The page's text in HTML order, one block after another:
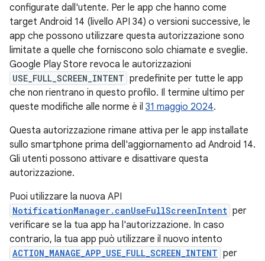
configurate dall'utente. Per le app che hanno come
target Android 14 (livello API 34) o versioni successive, le
app che possono utilizzare questa autorizzazione sono
limitate a quelle che forniscono solo chiamate e sveglie.
Google Play Store revoca le autorizzazioni
USE_FULL_SCREEN_INTENT predefinite per tutte le app
che non rientrano in questo profilo. Il termine ultimo per
queste modifiche alle norme è il 31 maggio 2024.
Questa autorizzazione rimane attiva per le app installate
sullo smartphone prima dell'aggiornamento ad Android 14.
Gli utenti possono attivare e disattivare questa
autorizzazione.
Puoi utilizzare la nuova API
NotificationManager.canUseFullScreenIntent per
verificare se la tua app ha l'autorizzazione. In caso
contrario, la tua app può utilizzare il nuovo intento
ACTION_MANAGE_APP_USE_FULL_SCREEN_INTENT per